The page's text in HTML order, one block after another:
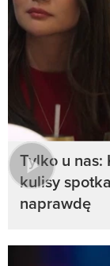
Tylko u nas:
kulisy
naprawdę